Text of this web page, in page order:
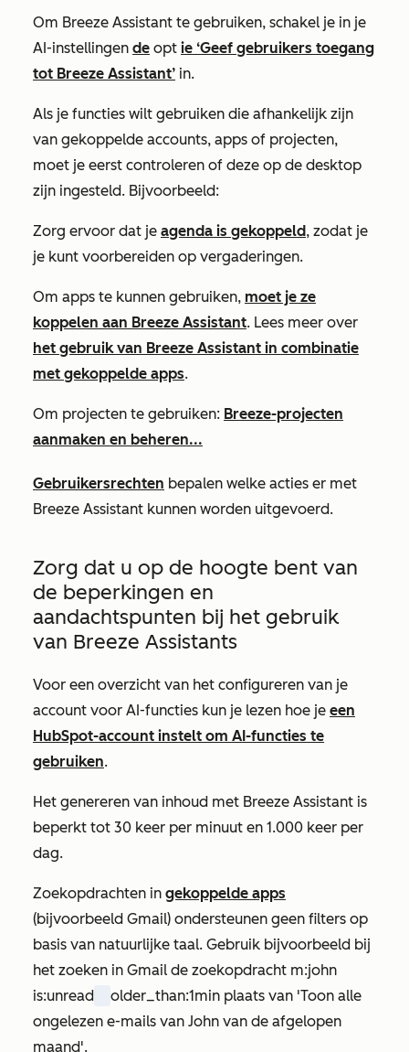
Om Breeze Assistant te gebruiken, schakel je in je
AI-instellingen de opt ie ‘Geef gebruikers toegang
tot Breeze Assistant’ in.
Als je functies wilt gebruiken die afhankelijk zijn
van gekoppelde accounts, apps of projecten,
moet je eerst controleren of deze op de desktop
zijn ingesteld. Bijvoorbeeld:
Zorg ervoor dat je agenda is gekoppeld, zodat je
je kunt voorbereiden op vergaderingen.
Om apps te kunnen gebruiken, moet je ze
koppelen aan Breeze Assistant. Lees meer over
het gebruik van Breeze Assistant in combinatie
met gekoppelde apps.
Om projecten te gebruiken: Breeze-projecten
aanmaken en beheren...
Gebruikersrechten bepalen welke acties er met
Breeze Assistant kunnen worden uitgevoerd.
Zorg dat u op de hoogte bent van
de beperkingen en
aandachtspunten bij het gebruik
van Breeze Assistants
Voor een overzicht van het configureren van je
account voor AI-functies kun je lezen hoe je een
HubSpot-account instelt om AI-functies te
gebruiken.
Het genereren van inhoud met Breeze Assistant is
beperkt tot 30 keer per minuut en 1.000 keer per
dag.
Zoekopdrachten in gekoppelde apps
(bijvoorbeeld Gmail) ondersteunen geen filters op
basis van natuurlijke taal. Gebruik bijvoorbeeld bij
het zoeken in Gmail de zoekopdracht m:john
is:unread
older_than:1min plaats van 'Toon alle
ongelezen e-mails van John van de afgelopen
maand'.